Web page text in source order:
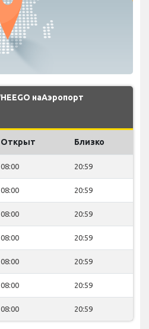
наАэропорт
Открыт Близко
08:00 20:59
08:00 20:59
08:00 20:59
08:00 20:59
08:00 20:59
08:00 20:59
08:00 20:59